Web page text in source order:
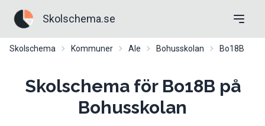
Skolschema.se
Skolschema Kommuner Ale Bohusskolan Bo18B
Skolschema för Bo18B på
Bohusskolan